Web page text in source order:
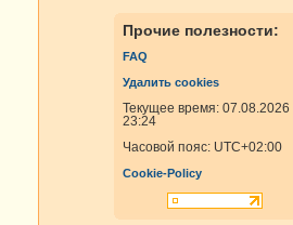
Прочие полезности:
FAQ
Удалить cookies
Текущее время: 07.08.2026
23:24
Часовой пояс: UTC+02:00
Cookie-Policy